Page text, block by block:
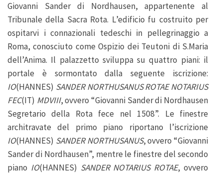
Giovanni Sander di Nordhausen, appartenente al
Tribunale della Sacra Rota. L’edificio fu costruito per
ospitarvi i connazionali tedeschi in pellegrinaggio a
Roma, conosciuto come Ospizio dei Teutoni di S.Maria
dell’Anima. Il palazzetto sviluppa su quattro piani: il
portale è sormontato dalla seguente iscrizione:
IO(HANNES) SANDER NORTHUSANUS ROTAE NOTARIUS
FEC(IT) MDVIII, ovvero “Giovanni Sander di Nordhausen
Segretario della Rota fece nel 1508”. Le finestre
architravate del primo piano riportano l’iscrizione
IO(HANNES) SANDER NORTHUSANUS, ovvero “Giovanni
Sander di Nordhausen”, mentre le finestre del secondo
piano IO(HANNES) SANDER NOTARIUS ROTAE, ovvero